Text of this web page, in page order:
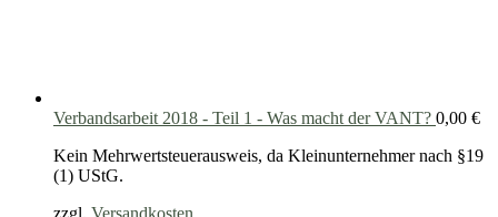
Verbandsarbeit 2018 - Teil 1 - Was macht der VANT? 0,00 €
Kein Mehrwertsteuerausweis, da Kleinunternehmer nach §19
(1) UStG.
zzgl. Versandkosten